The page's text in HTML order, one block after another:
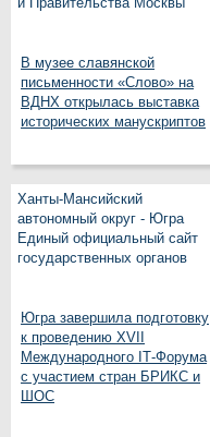
и Правительства Москвы
В музее славянской
письменности «Слово» на
ВДНХ открылась выставка
исторических манускриптов
Ханты-Мансийский
автономный округ - Югра
Единый официальный сайт
государственных органов
Югра завершила подготовку
к проведению XVII
Международного IT‑Форума
с участием стран БРИКС и
ШОС